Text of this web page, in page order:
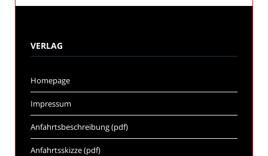
VERLAG
Homepage
Impressum
Anfahrtsbeschreibung (pdf)
Anfahrtsskizze (pdf)